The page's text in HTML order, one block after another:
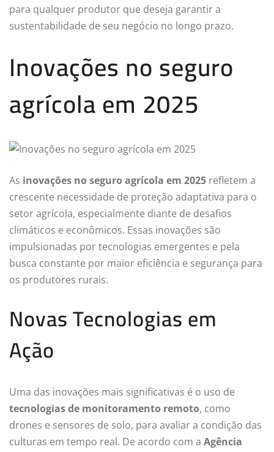
para qualquer produtor que deseja garantir a
sustentabilidade de seu negócio no longo prazo.
Inovações no seguro
agrícola em 2025
As inovações no seguro agrícola em 2025 refletem a
crescente necessidade de proteção adaptativa para o
setor agrícola, especialmente diante de desafios
climáticos e econômicos. Essas inovações são
impulsionadas por tecnologias emergentes e pela
busca constante por maior eficiência e segurança para
os produtores rurais.
Novas Tecnologias em
Ação
Uma das inovações mais significativas é o uso de
tecnologias de monitoramento remoto, como
drones e sensores de solo, para avaliar a condição das
culturas em tempo real. De acordo com a Agência